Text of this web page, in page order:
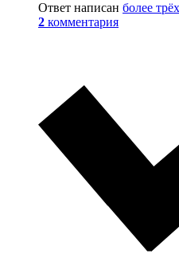
Ответ написан более
2 комментария